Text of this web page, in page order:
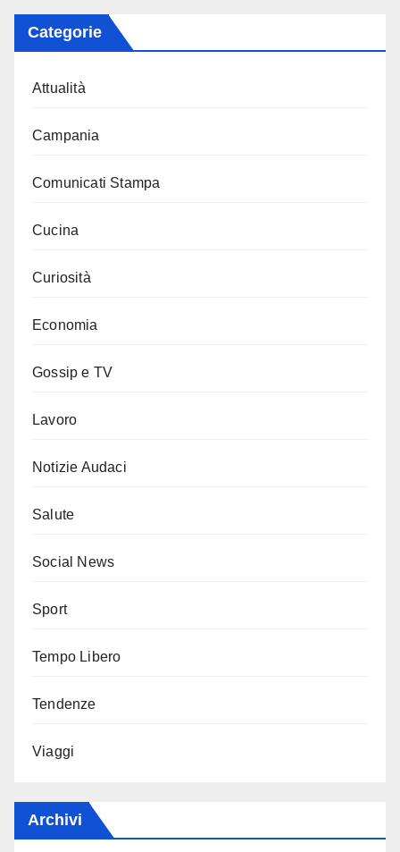
Categorie
Attualità
Campania
Comunicati Stampa
Cucina
Curiosità
Economia
Gossip e TV
Lavoro
Notizie Audaci
Salute
Social News
Sport
Tempo Libero
Tendenze
Viaggi
Archivi